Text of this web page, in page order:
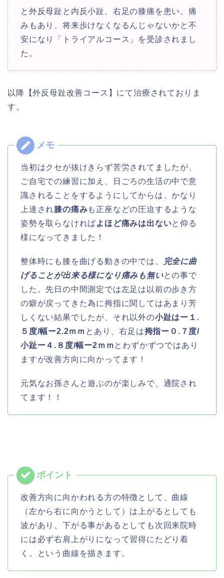
と外反母趾と内反小趾、右足の膝痛を患い、痛
みもあり、将来歩けなくなるんじゃないかと不
安になり「トライアルコース」を受診されまし
た。
以降【外反母趾改善コース】にて治療されておりま
す。
当初はクセが抜けきらず苦労されてましたが、
ご自宅での練習に加え、日ごろの生活の中で意
識されることをするようにしてからは、かなり
上達され膝の痛みも正座などの圧迫するような
姿勢を取らなければよほど痛みは出ないと仰る
様になってきました！
整体時にも膝を曲げる動きの中では、
完全に曲
げることが出来る様になり痛みも無いとの事で
した。先日の中間測定では左足は以前の歩き方
の癖が戻ってきた為に拇指に関してはあまり芳
しくない結果でしたが、それ以外の小趾はー１.
５度/幅ー2.2ｍｍ とあり、右足は拇指ー０.７度/
小趾ー４.８度/幅ー2ｍｍとわずかずつではあり
ますが改善方向に向かってます！
元気なお孫さんと遊ぶのが楽しみで、通院され
てます！！
改善方向に向かわれる方の特徴として、曲線
（左から右に向かうとして）は上がるとしても
波があり、下がる事があるとしても次回来院時
には必ず右肩上がりになって習得にたどり着
く。という曲線を描きます。